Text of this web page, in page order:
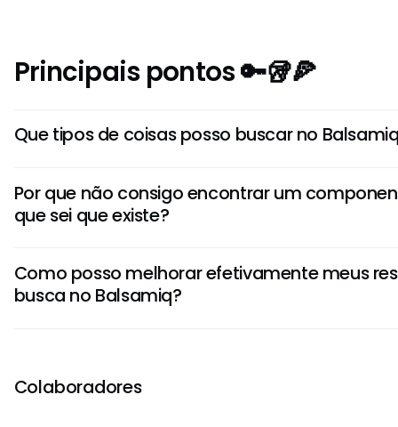
Principais pontos 🔑🥡🍕
Que tipos de coisas posso buscar no
wireframes do Balsamiq, incluindo títulos de página,
associadas às suas criações. A busca indexa tudo de
Por que não consigo encontrar um
que sei que existe?
inconsistências de nomenclatura ou o componente
ou pastas que não são imediatamente óbvias. Adotar
Como posso melhorar efetivamente meus
busca no Balsamiq?
componentes de forma sábia e manter seus projetos
podem melhorar significativamente sua capacidade de
Colaboradores